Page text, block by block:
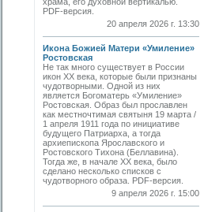
PDF-версия.
20 апреля 2026 г. 13:30
Икона Божией Матери «Умиление»
Ростовская
Не так много существует в России
икон XX века, которые были признаны
чудотворными. Одной из них
является Богоматерь «Умиление»
Ростовская. Образ был прославлен
как местночтимая святыня 19 марта /
1 апреля 1911 года по инициативе
будущего Патриарха, а тогда
архиепископа Ярославского и
Ростовского Тихона (Беллавина).
Тогда же, в начале ХХ века, было
сделано несколько списков с
чудотворного образа. PDF-версия.
9 апреля 2026 г. 15:00